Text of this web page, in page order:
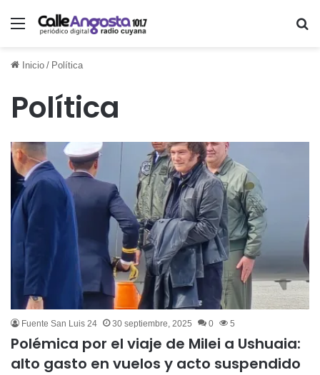
Menú
Inicio / Política
Política
Fuente San Luis 24 30 septiembre, 2025 0 5
Polémica por el viaje de Milei a Ushuaia:
alto gasto en vuelos y acto suspendido